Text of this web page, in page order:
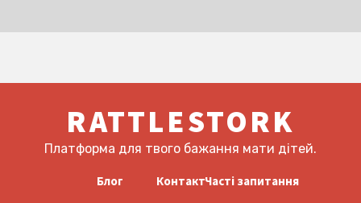
RATTLESTORK
Платформа для твого бажання мати дітей.
Блог КонтактЧасті запитання